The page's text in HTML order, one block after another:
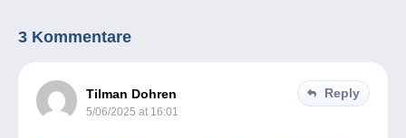
3 Kommentare
Tilman Dohren
5/06/2025 at 16:01
Reply